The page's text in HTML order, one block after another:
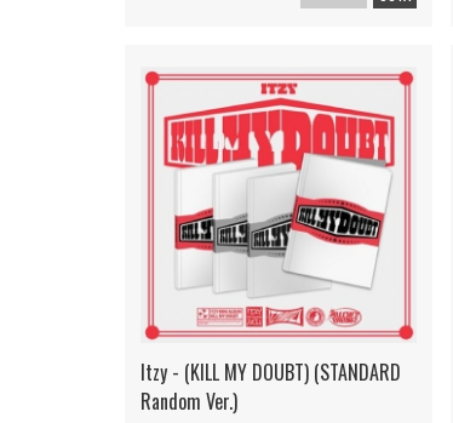
Itzy - (KILL MY DOUBT) (STANDARD
Random Ver.)